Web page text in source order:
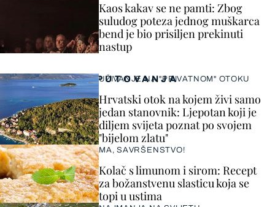
Kaos kakav se ne pamti: Zbog
suludog poteza jednog muškarca
bend je bio prisiljen prekinuti
nastup
PUTOVANJA
UŽIVANJE NA "PRIVATNOM" OTOKU
Hrvatski otok na kojem živi samo
jedan stanovnik: Ljepotan koji je
diljem svijeta poznat po svojem
"bijelom zlatu"
MA, SAVRŠENSTVO!
Kolač s limunom i sirom: Recept
za božanstvenu slasticu koja se
topi u ustima